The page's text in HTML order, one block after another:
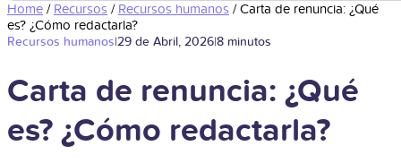
Home / Recursos / Recursos humanos /Carta de renuncia: ¿Qué
es? ¿Cómo redactarla?
Recursos humanos|29 de Abril, 2026|8 minutos
Carta de renuncia: ¿Qué
es? ¿Cómo redactarla?